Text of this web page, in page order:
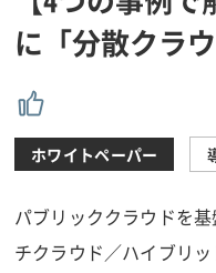
に「分散クラ
ホワイトペーパー
パブリッククラウドを
チクラウド／ハイブリ